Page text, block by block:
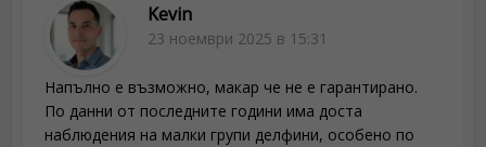
Kevin
23 ноември 2025 в 15:31
Напълно е възможно, макар че не е гарантирано.
По данни от последните години има доста
наблюдения на малки групи делфини, особено по